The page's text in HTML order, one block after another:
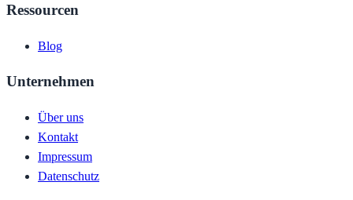
Ressourcen
Blog
Unternehmen
Über uns
Kontakt
Impressum
Datenschutz